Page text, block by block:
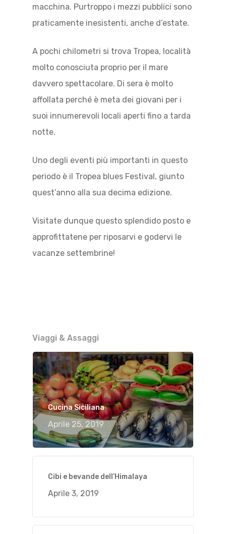
macchina. Purtroppo i mezzi pubblici sono
praticamente inesistenti, anche d’estate.
A pochi chilometri si trova Tropea, località
molto conosciuta proprio per il mare
davvero spettacolare. Di sera è molto
affollata perché è meta dei giovani per i
suoi innumerevoli locali aperti fino a tarda
notte.
Uno degli eventi più importanti in questo
periodo è il Tropea blues Festival, giunto
quest’anno alla sua decima edizione.
Visitate dunque questo splendido posto e
approfittatene per riposarvi e godervi le
vacanze settembrine!
Viaggi & Assaggi
Cucina Siciliana
Aprile 25, 2019
Cibi e bevande dell’Himalaya
Aprile 3, 2019